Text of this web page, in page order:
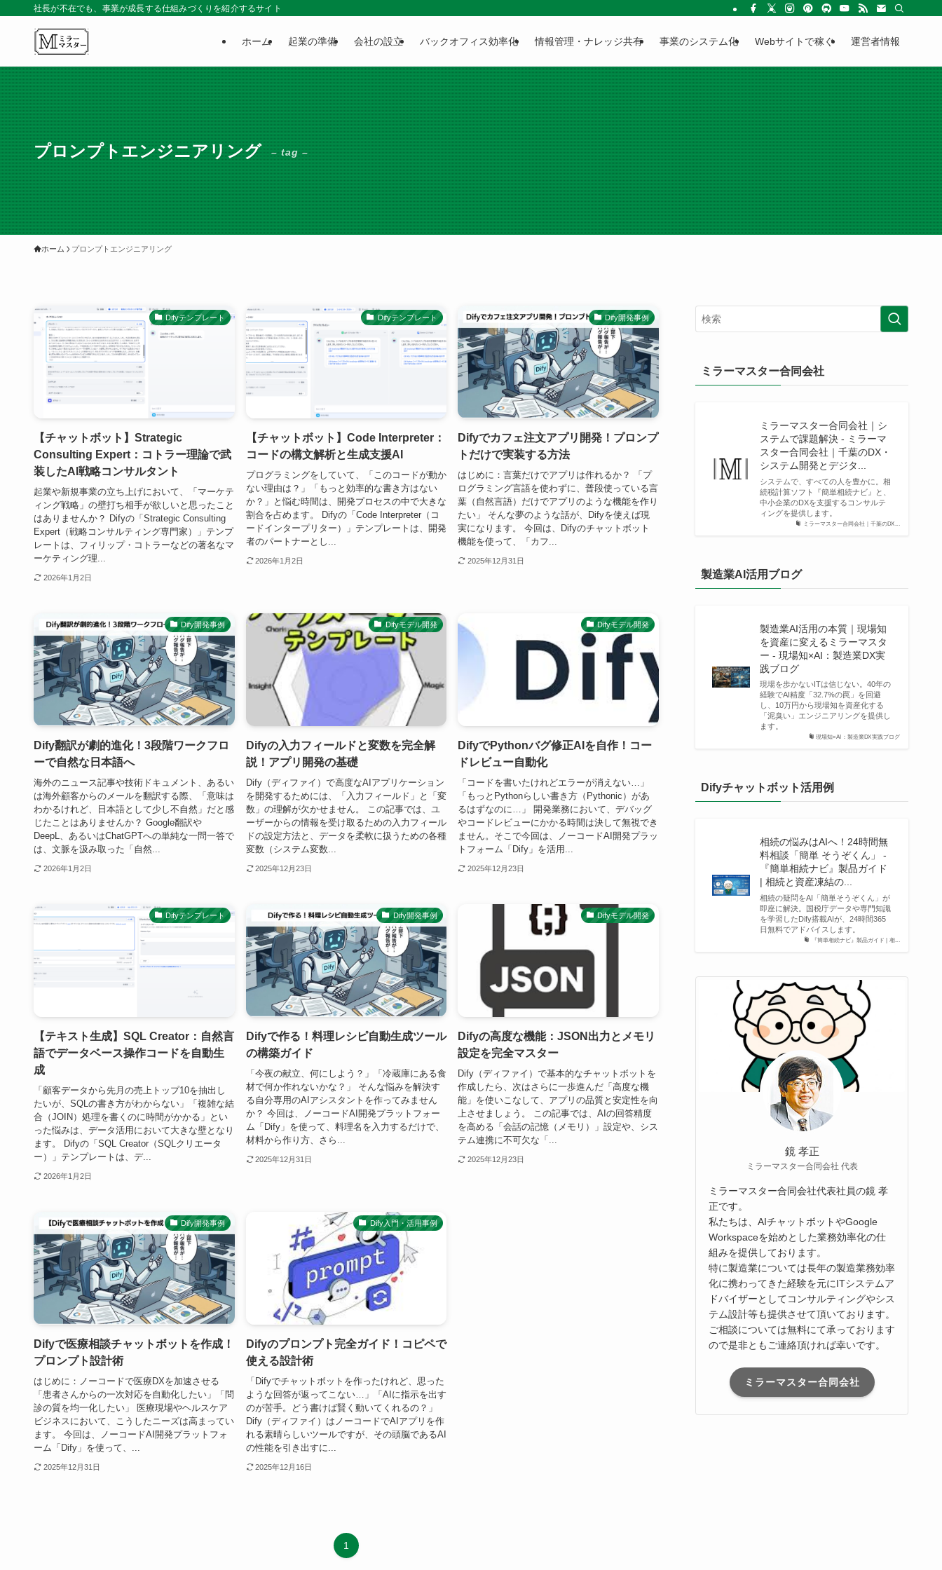
社長が不在でも、事業が成長する仕組みづくりを紹介するサイト
ホーム 起業の準備 会社の設立 バックオフィス効率化 情報管理・ナレッジ共有 事業のシステム化 Webサイトで稼ぐ 運営者情報
プロンプトエンジニアリング – tag –
ホーム プロンプトエンジニアリング
Difyテンプレート
【チャットボット】Strategic
Consulting Expert：コトラー理論で武
装したAI戦略コンサルタント
起業や新規事業の立ち上げにおいて、「マーケテ
ィング戦略」の壁打ち相手が欲しいと思ったこと
はありませんか？ Difyの「Strategic Consulting
Expert（戦略コンサルティング専門家）」テンプ
レートは、フィリップ・コトラーなどの著名なマ
ーケティング理...
2026年1月2日
Difyテンプレート
【チャットボット】Code Interpreter：
コードの構文解析と生成支援AI
プログラミングをしていて、「このコードが動か
ない理由は？」「もっと効率的な書き方はない
か？」と悩む時間は、開発プロセスの中で大きな
割合を占めます。 Difyの「Code Interpreter（コ
ードインタープリター）」テンプレートは、開発
者のパートナーとし...
2026年1月2日
Dify開発事例
Difyでカフェ注文アプリ開発！プロンプ
トだけで実装する方法
はじめに：言葉だけでアプリは作れるか？ 「プ
ログラミング言語を使わずに、普段使っている言
葉（自然言語）だけでアプリのような機能を作り
たい」 そんな夢のような話が、Difyを使えば現
実になります。 今回は、Difyのチャットボット
機能を使って、「カフ...
2025年12月31日
Dify開発事例
Dify翻訳が劇的進化！3段階ワークフロ
ーで自然な日本語へ
海外のニュース記事や技術ドキュメント、あるい
は海外顧客からのメールを翻訳する際、「意味は
わかるけれど、日本語として少し不自然」だと感
じたことはありませんか？ Google翻訳や
DeepL、あるいはChatGPTへの単純な一問一答で
は、文脈を汲み取った「自然...
2026年1月2日
Difyモデル開発
Difyの入力フィールドと変数を完全解
説！アプリ開発の基礎
Dify（ディファイ）で高度なAIアプリケーション
を開発するためには、「入力フィールド」と「変
数」の理解が欠かせません。 この記事では、ユ
ーザーからの情報を受け取るための入力フィール
ドの設定方法と、データを柔軟に扱うための各種
変数（システム変数...
2025年12月23日
Difyモデル開発
DifyでPythonバグ修正AIを自作！コー
ドレビュー自動化
「コードを書いたけれどエラーが消えない…」
「もっとPythonらしい書き方（Pythonic）があ
るはずなのに…」 開発業務において、デバッグ
やコードレビューにかかる時間は決して無視でき
ません。そこで今回は、ノーコードAI開発プラッ
トフォーム「Dify」を活用...
2025年12月23日
Difyテンプレート
【テキスト生成】SQL Creator：自然言
語でデータベース操作コードを自動生
成
「顧客データから先月の売上トップ10を抽出し
たいが、SQLの書き方がわからない」「複雑な結
合（JOIN）処理を書くのに時間がかかる」とい
った悩みは、データ活用において大きな壁となり
ます。 Difyの「SQL Creator（SQLクリエータ
ー）」テンプレートは、デ...
2026年1月2日
Dify開発事例
Difyで作る！料理レシピ自動生成ツール
の構築ガイド
「今夜の献立、何にしよう？」「冷蔵庫にある食
材で何か作れないかな？」 そんな悩みを解決す
る自分専用のAIアシスタントを作ってみません
か？ 今回は、ノーコードAI開発プラットフォー
ム「Dify」を使って、料理名を入力するだけで、
材料から作り方、さら...
2025年12月31日
Difyモデル開発
Difyの高度な機能：JSON出力とメモリ
設定を完全マスター
Dify（ディファイ）で基本的なチャットボットを
作成したら、次はさらに一歩進んだ「高度な機
能」を使いこなして、アプリの品質と安定性を向
上させましょう。 この記事では、AIの回答精度
を高める「会話の記憶（メモリ）」設定や、シス
テム連携に不可欠な「...
2025年12月23日
Dify開発事例
Difyで医療相談チャットボットを作成！
プロンプト設計術
はじめに：ノーコードで医療DXを加速させる
「患者さんからの一次対応を自動化したい」「問
診の質を均一化したい」 医療現場やヘルスケア
ビジネスにおいて、こうしたニーズは高まってい
ます。 今回は、ノーコードAI開発プラットフォ
ーム「Dify」を使って、...
2025年12月31日
Dify入門・活用事例
Difyのプロンプト完全ガイド！コピペで
使える設計術
「Difyでチャットボットを作ったけれど、思った
ような回答が返ってこない…」「AIに指示を出す
のが苦手。どう書けば賢く動いてくれるの？」
Dify（ディファイ）はノーコードでAIアプリを作
れる素晴らしいツールですが、その頭脳であるAI
の性能を引き出すに...
2025年12月16日
1
ミラーマスター合同会社
ミラーマスター合同会社｜千葉のDX...
ミラーマスター合同会社｜シ
ステムで課題解決 - ミラーマ
スター合同会社｜千葉のDX・
システム開発とデジタ...
システムで、すべての人を豊かに。相
続税計算ソフト『簡単相続ナビ』と、
中小企業のDXを支援するコンサルテ
ィングを提供します。
製造業AI活用ブログ
現場知×AI：製造業DX実践ブログ
製造業AI活用の本質｜現場知
を資産に変えるミラーマスタ
ー - 現場知×AI：製造業DX実
践ブログ
現場を歩かないITは信じない。40年の
経験でAI精度「32.7%の罠」を回避
し、10万円から現場知を資産化する
「泥臭い」エンジニアリングを提供し
ます。
Difyチャットボット活用例
『簡単相続ナビ』製品ガイド | 相...
相続の悩みはAIへ！24時間無
料相談「簡単 そうぞくん」 -
『簡単相続ナビ』製品ガイド
| 相続と資産凍結の...
相続の疑問をAI「簡単そうぞくん」が
即座に解決。国税庁データや専門知識
を学習したDify搭載AIが、24時間365
日無料でアドバイスします。
鏡 孝正
ミラーマスター合同会社 代表
ミラーマスター合同会社代表社員の鏡 孝
正です。
私たちは、AIチャットボットやGoogle
Workspaceを始めとした業務効率化の仕
組みを提供しております。
特に製造業については長年の製造業務効率
化に携わってきた経験を元にITシステムア
ドバイザーとしてコンサルティングやシス
テム設計等も提供させて頂いております。
ご相談については無料にて承っております
ので是非ともご連絡頂ければ幸いです。
ミラーマスター合同会社